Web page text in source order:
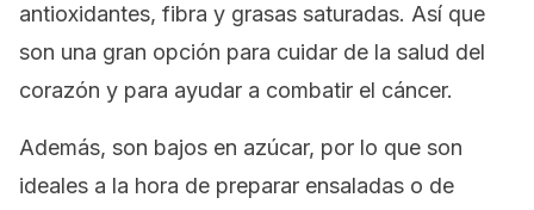
antioxidantes, fibra y grasas saturadas. Así que
son una gran opción para cuidar de la salud del
corazón y para ayudar a combatir el cáncer.
Además, son bajos en azúcar, por lo que son
ideales a la hora de preparar ensaladas o de